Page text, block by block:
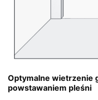
Optymalne wietrzenie
powstawaniem pleśni